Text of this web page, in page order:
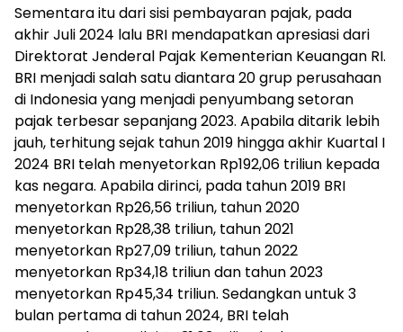
Sementara itu dari sisi pembayaran pajak, pada
akhir Juli 2024 lalu BRI mendapatkan apresiasi dari
Direktorat Jenderal Pajak Kementerian Keuangan RI.
BRI menjadi salah satu diantara 20 grup perusahaan
di Indonesia yang menjadi penyumbang setoran
pajak terbesar sepanjang 2023. Apabila ditarik lebih
jauh, terhitung sejak tahun 2019 hingga akhir Kuartal I
2024 BRI telah menyetorkan Rp192,06 triliun kepada
kas negara. Apabila dirinci, pada tahun 2019 BRI
menyetorkan Rp26,56 triliun, tahun 2020
menyetorkan Rp28,38 triliun, tahun 2021
menyetorkan Rp27,09 triliun, tahun 2022
menyetorkan Rp34,18 triliun dan tahun 2023
menyetorkan Rp45,34 triliun. Sedangkan untuk 3
bulan pertama di tahun 2024, BRI telah